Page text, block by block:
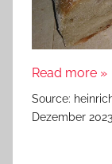
Read more »
Source:
Dezember